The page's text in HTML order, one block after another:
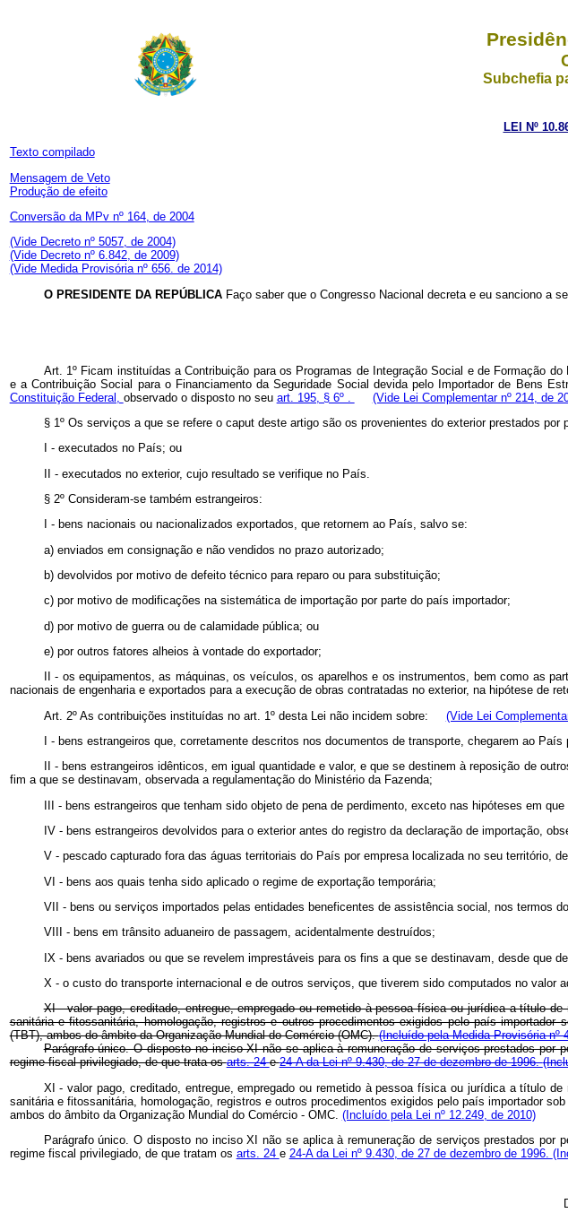
Subchefia
LEI Nº
Texto compilado
Mensagem de Veto
Produção de efeito
Conversão da MPv nº 164, de 2004
(Vide Decreto nº 5057, de 2004)
(Vide Decreto nº 6.842, de 2009)
(Vide Medida Provisória nº 656. de 2014)
O PRESIDENTE DA REPÚBLICA Faço saber que o Congresso Nacional decreta e eu sanciono a
Art. 1º Ficam instituídas a Contribuição para os Programas de Integração Social e de Formação
e a Contribuição Social para o Financiamento da Seguridade Social devida pelo Importador de Bens
Constituição Federal, observado o disposto no seu art. 195, § 6º . (Vide Lei Complementar nº 214, de
§ 1º Os serviços a que se refere o caput deste artigo são os provenientes do exterior prestados
I - executados no País; ou
II - executados no exterior, cujo resultado se verifique no País.
§ 2º Consideram-se também estrangeiros:
I - bens nacionais ou nacionalizados exportados, que retornem ao País, salvo se:
a) enviados em consignação e não vendidos no prazo autorizado;
b) devolvidos por motivo de defeito técnico para reparo ou para substituição;
c) por motivo de modificações na sistemática de importação por parte do país importador;
d) por motivo de guerra ou de calamidade pública; ou
e) por outros fatores alheios à vontade do exportador;
II - os equipamentos, as máquinas, os veículos, os aparelhos e os instrumentos, bem como as
nacionais de engenharia e exportados para a execução de obras contratadas no exterior, na hipótese de
Art. 2º As contribuições instituídas no art. 1º desta Lei não incidem sobre: (Vide Lei
I - bens estrangeiros que, corretamente descritos nos documentos de transporte, chegarem ao
II - bens estrangeiros idênticos, em igual quantidade e valor, e que se destinem à reposição de
fim a que se destinavam, observada a regulamentação do Ministério da Fazenda;
III - bens estrangeiros que tenham sido objeto de pena de perdimento, exceto nas hipóteses em
IV - bens estrangeiros devolvidos para o exterior antes do registro da declaração de importação,
V - pescado capturado fora das águas territoriais do País por empresa localizada no seu território,
VI - bens aos quais tenha sido aplicado o regime de exportação temporária;
VII - bens ou serviços importados pelas entidades beneficentes de assistência social, nos termos do
VIII - bens em trânsito aduaneiro de passagem, acidentalmente destruídos;
IX - bens avariados ou que se revelem imprestáveis para os fins a que se destinavam, desde que
X - o custo do transporte internacional e de outros serviços, que tiverem sido computados no valor
XI - valor pago, creditado, entregue, empregado ou remetido à pessoa física ou jurídica a título
sanitária e fitossanitária, homologação, registros e outros procedimentos exigidos pelo país
(TBT), ambos do âmbito da Organização Mundial do Comércio (OMC).(Incluído pela Medida Provisória nº
Parágrafo único. O disposto no inciso XI não se aplica à remuneração de serviços prestados
regime fiscal privilegiado, de que trata osarts. 24e24-A da Lei nº 9.430, de 27 de dezembro de 1996.
XI - valor pago, creditado, entregue, empregado ou remetido à pessoa física ou jurídica a título
sanitária e fitossanitária, homologação, registros e outros procedimentos exigidos pelo país importador
ambos do âmbito da Organização Mundial do Comércio - OMC. (Incluído pela Lei nº 12.249, de 2010)
Parágrafo único. O disposto no inciso XI não se aplica à remuneração de serviços prestados
regime fiscal privilegiado, de que tratam os arts. 24 e 24-A da Lei nº 9.430, de 27 de dezembro de 1996.